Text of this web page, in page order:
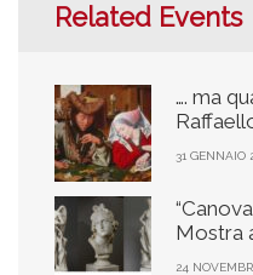
Related Events
…. ma
31 GENNAIO
Mostra
24